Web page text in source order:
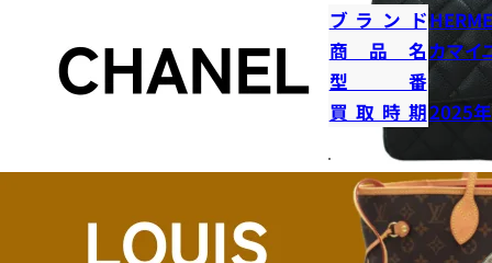
ブランド
商品名カマイ
型番
買取時期2025